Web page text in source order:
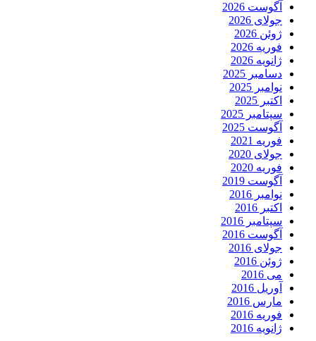
آگوست 2026
جولای 2026
ژوئن 2026
فوریه 2026
ژانویه 2026
دسامبر 2025
نوامبر 2025
اکتبر 2025
سپتامبر 2025
آگوست 2025
فوریه 2021
جولای 2020
فوریه 2020
آگوست 2019
نوامبر 2016
اکتبر 2016
سپتامبر 2016
آگوست 2016
جولای 2016
ژوئن 2016
می 2016
آوریل 2016
مارس 2016
فوریه 2016
ژانویه 2016